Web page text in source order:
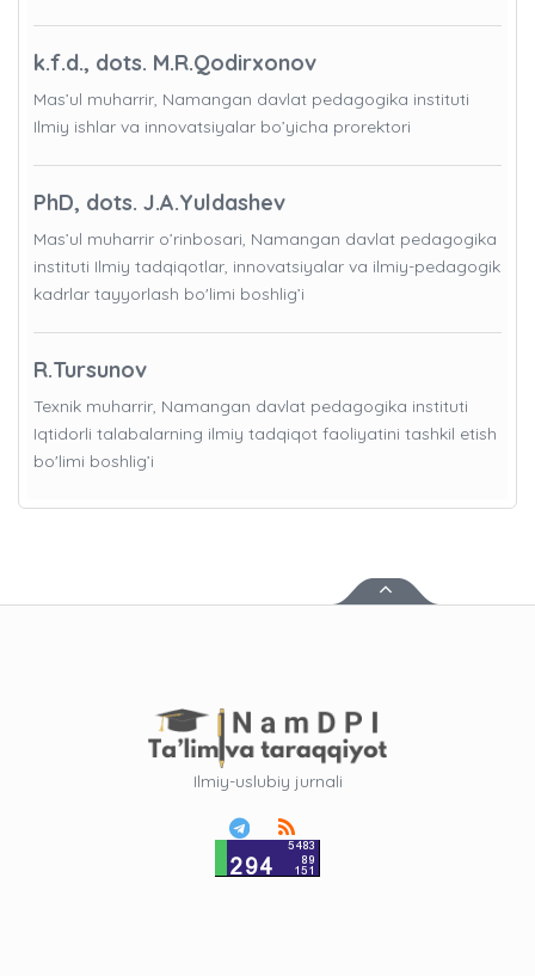
k.f.d., dots. M.R.Qodirxonov
Mas’ul muharrir, Namangan davlat pedagogika instituti
Ilmiy ishlar va innovatsiyalar bo’yicha prorektori
PhD, dots. J.A.Yuldashev
Mas’ul muharrir o’rinbosari, Namangan davlat pedagogika
instituti Ilmiy tadqiqotlar, innovatsiyalar va ilmiy-pedagogik
kadrlar tayyorlash bo'limi boshlig’i
R.Tursunov
Texnik muharrir, Namangan davlat pedagogika instituti
Iqtidorli talabalarning ilmiy tadqiqot faoliyatini tashkil etish
bo'limi boshlig’i
Ilmiy-uslubiy jurnali